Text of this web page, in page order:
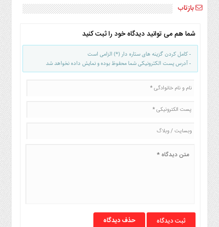
بازتاب
شما هم می توانید دیدگاه خود را ثبت کنید
- کامل کردن گزینه های ستاره دار (*) الزامی است
- آدرس پست الکترونیکی شما محفوظ بوده و نمایش داده نخواهد شد
حذف دیدگاه